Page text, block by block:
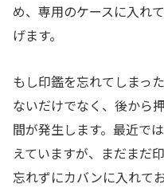
め、専用のケースに入れ
げます。
もし印鑑を忘れてしまっ
ないだけでなく、後から
間が発生します。最近で
えていますが、まだまだ
忘れずにカバンに入れて